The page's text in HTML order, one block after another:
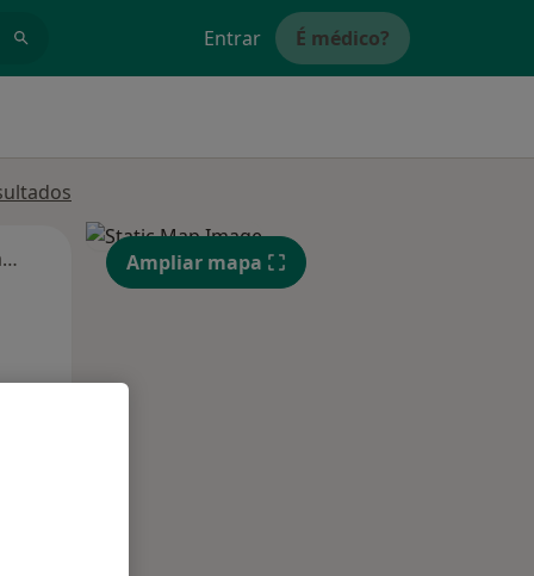
Entrar É médico?
Segunda-feira Qua Qui,
13 Ago
Ampliar mapa